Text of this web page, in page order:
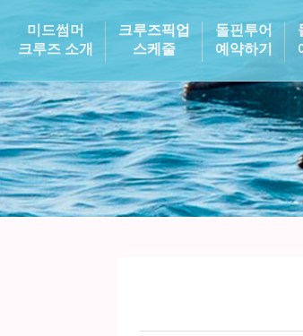
미드썸머
크루즈 소개
크루즈픽업
스케줄
돌핀투어
예약하기